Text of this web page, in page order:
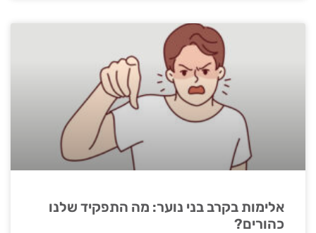
אלימות בקרב בני נוער: מה התפקיד שלנו
כהורים?